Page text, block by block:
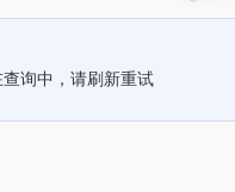
查询中，请刷新重试